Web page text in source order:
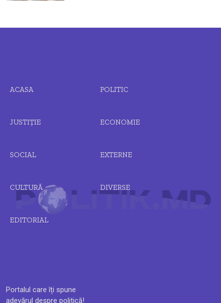
Portalul care îți spune
adevărul despre politică!
ACASA POLITIC
JUSTIȚIE ECONOMIE
SOCIAL EXTERNE
CULTURĂ DIVERSE
EDITORIAL